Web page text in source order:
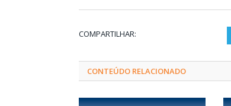
COMPARTILHAR:
CONTEÚDO RELACIONADO